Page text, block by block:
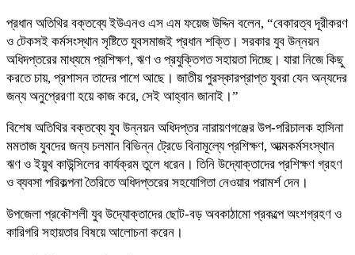
প্রধান অতিথির বক্তব্যে ইউএনও এস এম ফয়েজ উদ্দিন বলেন, “বেকারত্ব দূরীকরণ
ও টেকসই কর্মসংস্থান সৃষ্টিতে যুবসমাজই প্রধান শক্তি। সরকার যুব উন্নয়ন
অধিদপ্তরের মাধ্যমে প্রশিক্ষণ, ঋণ ও প্রযুক্তিগত সহায়তা দিচ্ছে। যারা নিজে কিছু
করতে চায়, প্রশাসন তাদের পাশে আছে। জাতীয় পুরস্কারপ্রাপ্ত যুবরা যেন অন্যদের
জন্য অনুপ্রেরণা হয়ে কাজ করে, সেই আহ্বান জানাই।”
বিশেষ অতিথির বক্তব্যে যুব উন্নয়ন অধিদপ্তর নারায়ণগঞ্জের উপ-পরিচালক হাসিনা
মমতাজ যুবদের জন্য চলমান বিভিন্ন ট্রেডে বিনামূল্যে প্রশিক্ষণ, আত্মকর্মসংস্থান
ঋণ ও ইয়ুথ কাউন্সিলের কার্যক্রম তুলে ধরেন। তিনি উদ্যোক্তাদের প্রশিক্ষণ গ্রহণ
ও ব্যবসা পরিকল্পনা তৈরিতে অধিদপ্তরের সহযোগিতা নেওয়ার পরামর্শ দেন।
উপজেলা প্রকৌশলী যুব উদ্যোক্তাদের ছোট-বড় অবকাঠামো প্রকল্পে অংশগ্রহণ ও
কারিগরি সহায়তার বিষয়ে আলোচনা করেন।